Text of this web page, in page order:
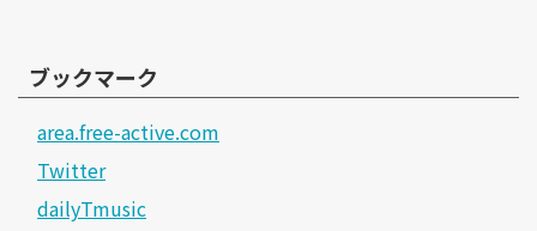
ブックマーク
area.free-active.com
Twitter
dailyTmusic